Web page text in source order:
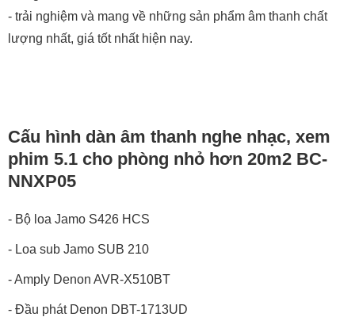
- trải nghiệm và mang về những sản phẩm âm thanh chất
lượng nhất, giá tốt nhất hiện nay.
Cấu hình dàn âm thanh nghe nhạc, xem
phim 5.1 cho phòng nhỏ hơn 20m2 BC-
NNXP05
- Bộ loa Jamo S426 HCS
- Loa sub Jamo SUB 210
- Amply Denon AVR-X510BT
- Đầu phát Denon DBT-1713UD